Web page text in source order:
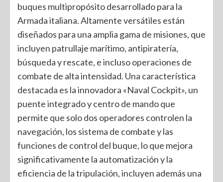
buques multipropósito desarrollado para la
Armada italiana. Altamente versátiles están
diseñados para una amplia gama de misiones, que
incluyen patrullaje marítimo, antipiratería,
búsqueda y rescate, e incluso operaciones de
combate de alta intensidad. Una característica
destacada es la innovadora «Naval Cockpit», un
puente integrado y centro de mando que
permite que solo dos operadores controlen la
navegación, los sistema de combate y las
funciones de control del buque, lo que mejora
significativamente la automatización y la
eficiencia de la tripulación, incluyen además una